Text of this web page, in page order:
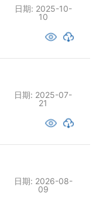
日期: 2025-10-
10
日期: 2025-07-
21
日期: 2026-08-
09